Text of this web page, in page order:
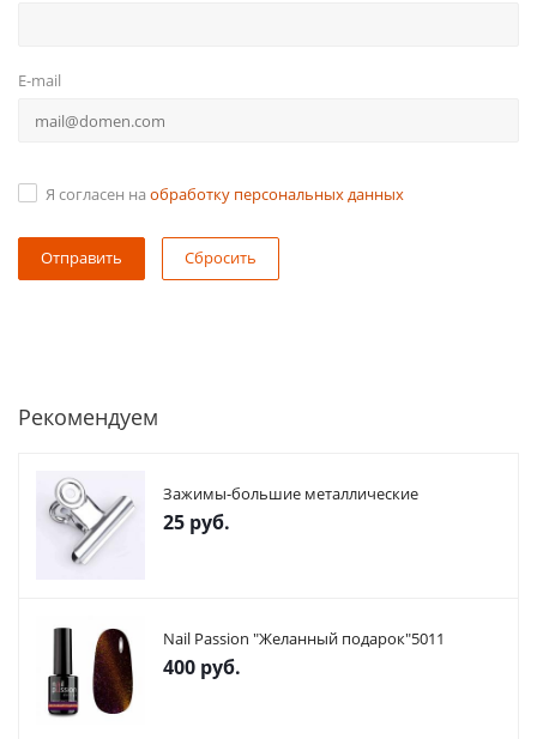
E-mail
Я согласен на обработку персональных данных
Сбросить
Рекомендуем
Зажимы-большие металлические
25 руб.
Nail Passion "Желанный подарок"5011
400 руб.